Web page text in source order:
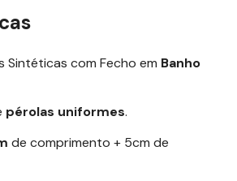
Sintéticas com Fecho em Banho
pérolas uniformes.
de comprimento + 5cm de